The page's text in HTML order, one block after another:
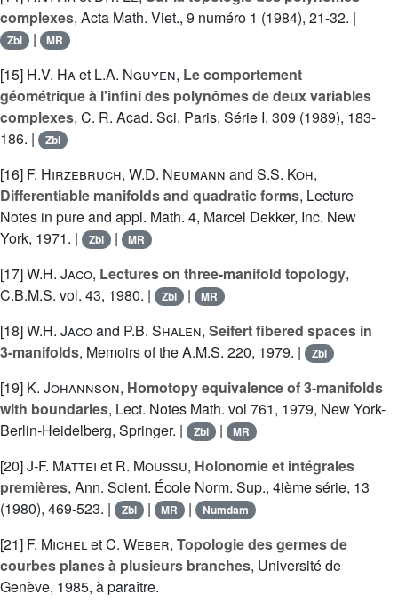
complexes, Acta Math. Viet., 9 numéro 1 (1984), 21-32. |
Zbl | MR
[15] H.V. Haet L.A. Nguyen, Le comportement
géométrique à l'infini des polynômes de deux variables
complexes, C. R. Acad. Sci. Paris, Série I, 309 (1989), 183-
186. |
Zbl
[16] F. Hirzebruch, W.D. Neumann and S.S. Koh,
Differentiable manifolds and quadratic forms, Lecture
Notes in pure and appl. Math. 4, Marcel Dekker, Inc. New
York, 1971. |
Zbl | MR
[17]W.H. Jaco, Lectures on three-manifold topology,
C.B.M.S. vol. 43, 1980. |
Zbl | MR
[18]W.H. Jacoand P.B. Shalen, Seifert fibered spaces in
3-manifolds, Memoirs of the A.M.S. 220, 1979. | Zbl
[19] K. Johannson, Homotopy equivalence of 3-manifolds
with boundaries, Lect. Notes Math. vol 761, 1979, New York-
Berlin-Heidelberg, Springer. |
Zbl | MR
[20]J-F. Mattei et R. Moussu, Holonomie et intégrales
premières, Ann. Scient. École Norm. Sup., 4ième série, 13
(1980), 469-523. |
Zbl | MR | Numdam
[21] F. MicheletC. Weber, Topologie des germes de
courbes planes à plusieurs branches, Université de
Genève, 1985, à paraître.